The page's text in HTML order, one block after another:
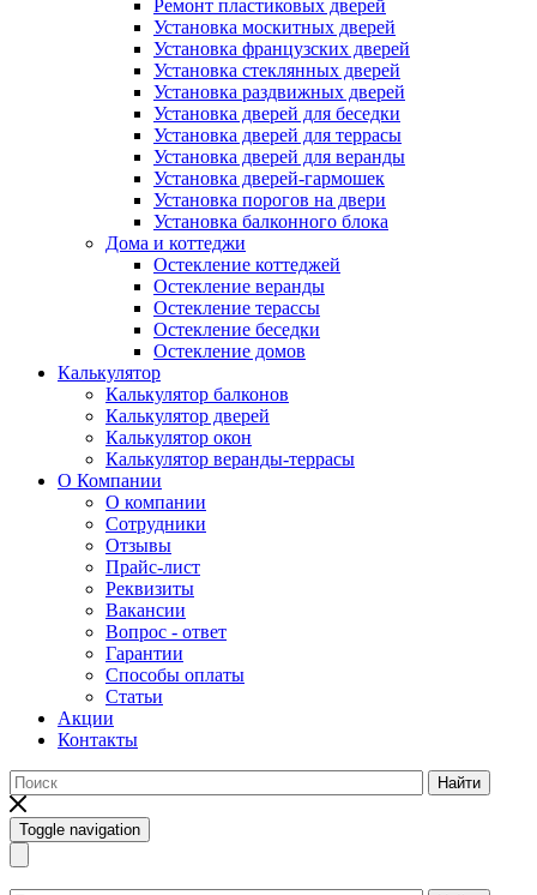
Ремонт пластиковых дверей
Установка москитных дверей
Установка французских дверей
Установка стеклянных дверей
Установка раздвижных дверей
Установка дверей для беседки
Установка дверей для террасы
Установка дверей для веранды
Установка дверей-гармошек
Установка порогов на двери
Установка балконного блока
Дома и коттеджи
Остекление коттеджей
Остекление веранды
Остекление терассы
Остекление беседки
Остекление домов
Калькулятор
Калькулятор балконов
Калькулятор дверей
Калькулятор окон
Калькулятор веранды-террасы
О Компании
О компании
Сотрудники
Отзывы
Прайс-лист
Реквизиты
Вакансии
Вопрос - ответ
Гарантии
Способы оплаты
Статьи
Акции
Контакты
Найти
Toggle navigation